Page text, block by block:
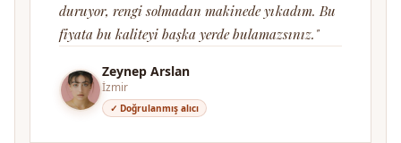
duruyor, rengi solmadan makinede yıkadım. Bu
fiyata bu kaliteyi başka yerde bulamazsınız."
Zeynep Arslan
İzmir
✓ Doğrulanmış alıcı